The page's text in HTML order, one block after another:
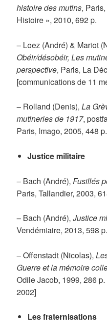
histoire des mutins,
Histoire », 2010, 692 p.
– Loez (André) & Mariot
Obéir/désobéir, Les
perspective, Paris, La
[communications de 11
– Rolland (Denis),La
mutineries de 1917,
Paris, Imago, 2005, 448 p.
Justice militaire
– Bach (André), Fusillés
Paris, Tallandier, 2003,
– Bach (André),Justice
Vendémiaire, 2013, 598 p.
– Offenstadt (Nicolas),
Guerre et la mémoire
Odile Jacob, 1999, 286
2002]
Les fraternisations